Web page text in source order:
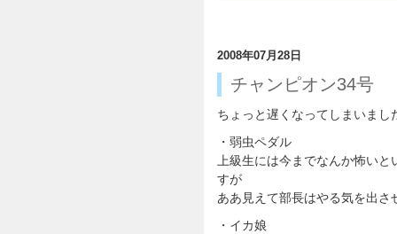
2008年07月28日
チャンピオン34号
ちょっと遅くなってしまいまし
・弱虫ペダル
上級生には今までなんか怖い
すが
ああ見えて部長はやる気を出さ
・イカ娘